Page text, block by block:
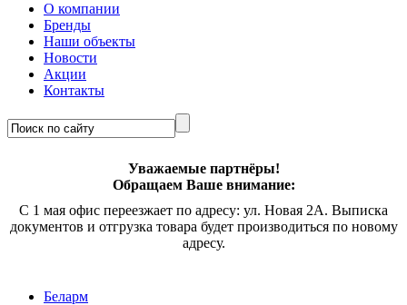
О компании
Бренды
Наши объекты
Новости
Акции
Контакты
Уважаемые партнёры!
Обращаем Ваше внимание:
С 1 мая офис переезжает по адресу: ул. Новая 2А. Выписка
документов и отгрузка товара будет производиться по новому
адресу.
Беларм